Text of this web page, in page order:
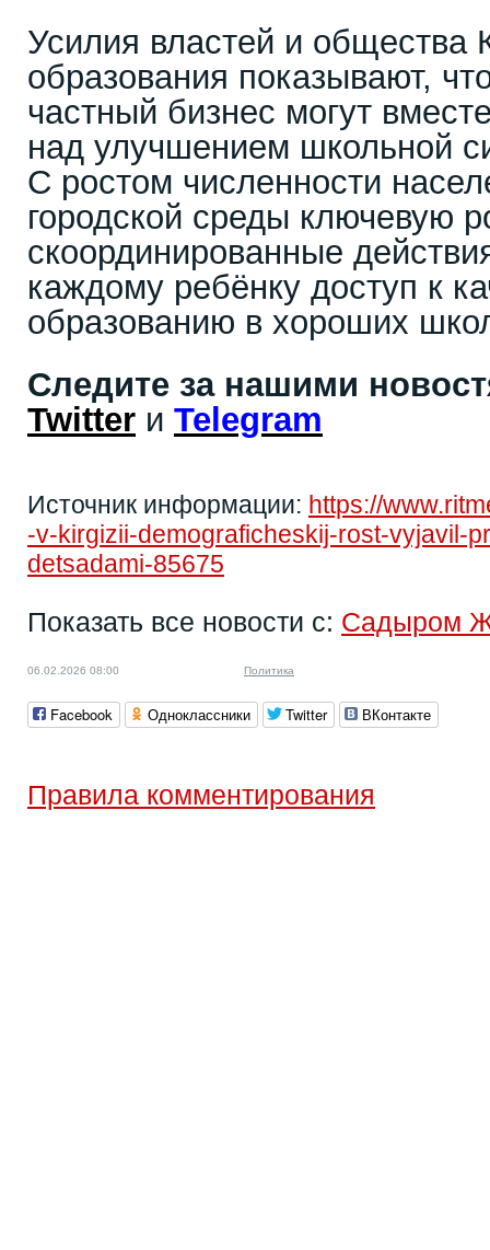
Усилия властей и общества
образования показывают,
частный бизнес могут
над улучшением школьной
С ростом численности
городской среды ключевую
скоординированные
каждому ребёнку доступ к
образованию в хороших
Следите за нашими
Twitter и Telegram
Источник информации: https://
-v-kirgizii-demograficheskij-rost-vyjavil-
detsadami-85675
Показать все новости с: Садыром
06.02.2026 08:00 Политика
Facebook Одноклассники Twitter ВКонтакте
Правила комментирования